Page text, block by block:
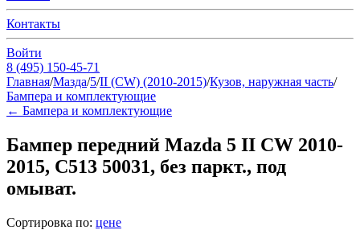
Контакты
Войти
8 (495) 150-45-71
Главная/Мазда/5/II (CW) (2010-2015)/Кузов, наружная часть/
Бампера и комплектующие
← Бампера и комплектующие
Бампер передний Mazda 5 II CW 2010-
2015, C513 50031, без паркт., под
омыват.
Сортировка по: цене